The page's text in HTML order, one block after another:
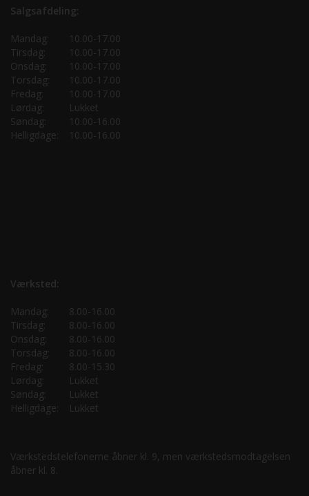
Salgsafdeling:
Mandag:
10.00-17.00
Tirsdag:
10.00-17.00
Onsdag:
10.00-17.00
Torsdag:
10.00-17.00
Fredag:
10.00-17.00
Lørdag:
Lukket
Søndag:
10.00-16.00
Helligdage:
10.00-16.00
Værksted:
Mandag:
8.00-16.00
Tirsdag:
8.00-16.00
Onsdag:
8.00-16.00
Torsdag:
8.00-16.00
Fredag:
8.00-15.30
Lørdag:
Lukket
Søndag:
Lukket
Helligdage:
Lukket
Værkstedstelefonerne åbner kl. 9, men værkstedsmodtagelsen
åbner kl. 8.